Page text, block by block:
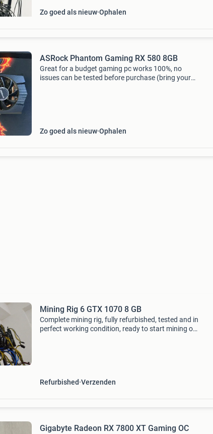
Zo goed als nieuw Ophalen
ASRock Phantom Gaming RX 580 8GB
Great for a budget gaming pc works 100%, no
issues can be tested before purchase (bring your
Zo goed als nieuw Ophalen
Mining Rig 6 GTX 1070 8 GB
Complete mining rig, fully refurbished, tested and in
perfect working condition, ready to start mining or
Refurbished Verzenden
Gigabyte Radeon RX 7800 XT Gaming OC